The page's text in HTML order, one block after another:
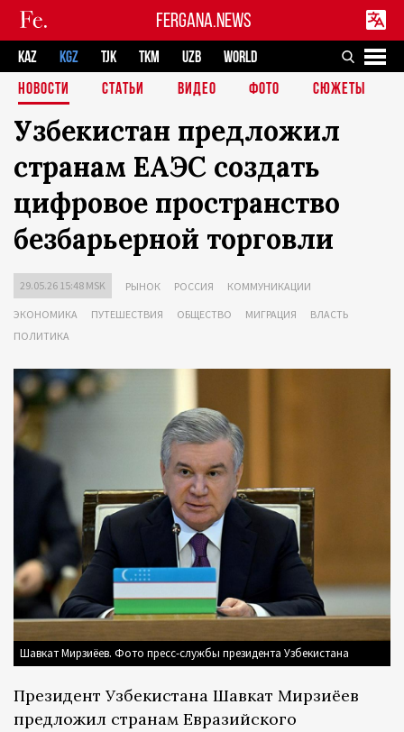
FERGANA.NEWS
KAZ KGZ TJK TKM UZB
WORLD
НОВОСТИ
СТАТЬИ ВИДЕО ФОТО СЮЖЕТЫ
Узбекистан предложил
странам ЕАЭС создать
цифровое пространство
безбарьерной торговли
29.05.26 15:48 MSK РЫНОК РОССИЯ КОММУНИКАЦИИ
ЭКОНОМИКА ПУТЕШЕСТВИЯ ОБЩЕСТВО МИГРАЦИЯ
ВЛАСТЬ
ПОЛИТИКА
Шавкат Мирзиёев. Фото пресс-службы президента Узбекистана
Президент Узбекистана Шавкат Мирзиёев
предложил странам Евразийского